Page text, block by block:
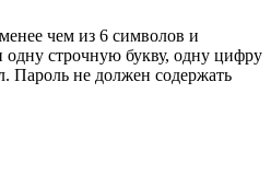
чем из 6 символов и
одну строчную букву, одну цифру
Пароль не должен содержать